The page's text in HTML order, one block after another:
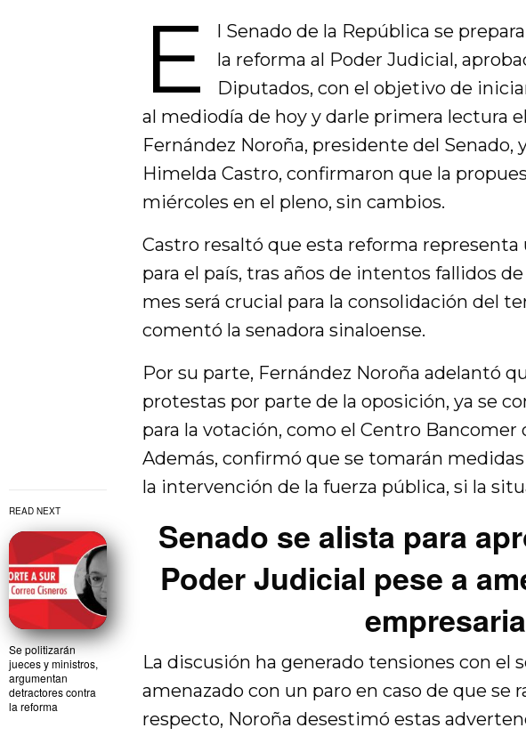
READ NEXT
Se politizarán
jueces y ministros,
argumentan
detractores contra
la reforma
E
l Senado de la República se
la reforma al Poder Judicial,
Diputados, con el objetivo de
al mediodía de hoy y darle primera lectura
Fernández Noroña, presidente del Senado,
Himelda Castro, confirmaron que la
miércoles en el pleno, sin cambios.
Castro resaltó que esta reforma
para el país, tras años de intentos fallidos
mes será crucial para la consolidación del
comentó la senadora sinaloense.
Por su parte, Fernández Noroña adelantó
protestas por parte de la oposición, ya se
para la votación, como el Centro Bancomer
Además, confirmó que se tomarán
la intervención de la fuerza pública, si la
Senado se alista para
Poder Judicial pese a
La discusión ha generado tensiones con el
amenazado con un paro en caso de que se
respecto, Noroña desestimó estas